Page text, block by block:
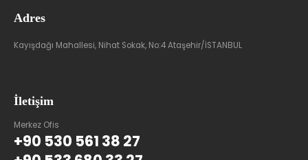
Adres
Kayışdağı Mahallesi, Nihat Sokak, No:4 Ataşehir/İSTANBUL
İletişim
Merkez Ofis
+90 530 561 38 27